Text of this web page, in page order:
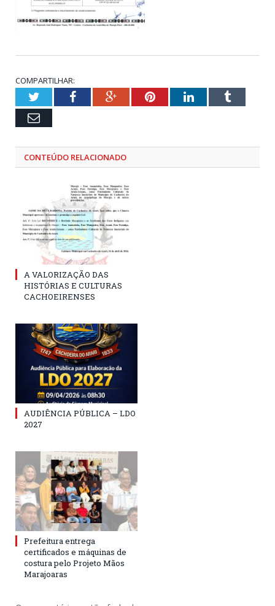
COMPARTILHAR:
TwitterFacebookGoogle+PinterestLinkedInTumblr
Email
CONTEÚDO RELACIONADO
A VALORIZAÇÃO DAS
HISTÓRIAS E CULTURAS
CACHOEIRENSES
AUDIÊNCIA PÚBLICA – LDO
2027
Prefeitura entrega
certificados e máquinas de
costura pelo Projeto Mãos
Marajoaras